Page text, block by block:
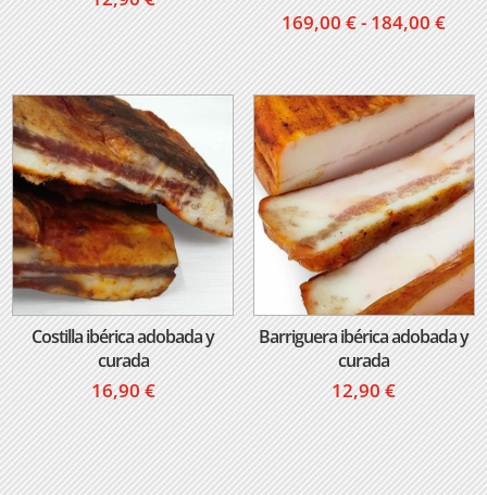
169,00€-184,00€
de
Costilla ibérica adobada y
curada
16,90€
Barriguera ibérica adobada y
curada
12,90€